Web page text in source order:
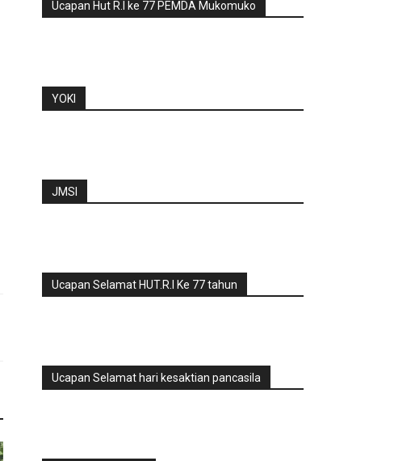
Ucapan Hut R.I ke 77 PEMDA Mukomuko
YOKI
JMSI
Ucapan Selamat HUT.R.I Ke 77 tahun
Ucapan Selamat hari kesaktian pancasila